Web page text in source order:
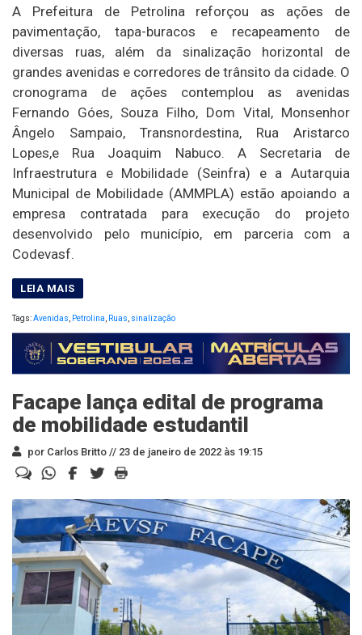
A Prefeitura de Petrolina reforçou as ações de
pavimentação, tapa-buracos e recapeamento de
diversas ruas, além da sinalização horizontal de
grandes avenidas e corredores de trânsito da cidade. O
cronograma de ações contemplou as avenidas
Fernando Góes, Souza Filho, Dom Vital, Monsenhor
Ângelo Sampaio, Transnordestina, Rua Aristarco
Lopes,e Rua Joaquim Nabuco. A Secretaria de
Infraestrutura e Mobilidade (Seinfra) e a Autarquia
Municipal de Mobilidade (AMMPLA) estão apoiando a
empresa contratada para execução do projeto
desenvolvido pelo município, em parceria com a
Codevasf.
Tags:Avenidas Petrolina Ruas sinalização
Facape lança edital de programa
de mobilidade estudantil
por Carlos Britto // 23 de janeiro de 2022 às 19:15